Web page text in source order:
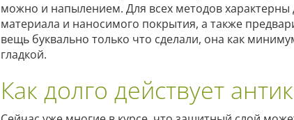
можно и напылением. Для всех методов
материала и наносимого покрытия, а также
вещь буквально только что сделали, она как
гладкой.
Как долго действует